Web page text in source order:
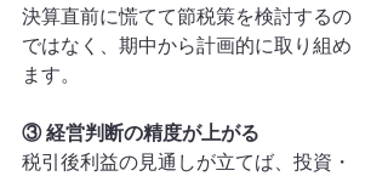
決算直前に慌てて節税策を検討するの
ではなく、期中から計画的に取り組め
ます。
③ 経営判断の精度が上がる
税引後利益の見通しが立てば、投資・